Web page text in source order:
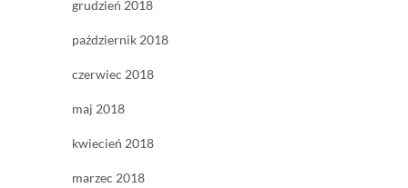
grudzień 2018
październik 2018
czerwiec 2018
maj 2018
kwiecień 2018
marzec 2018